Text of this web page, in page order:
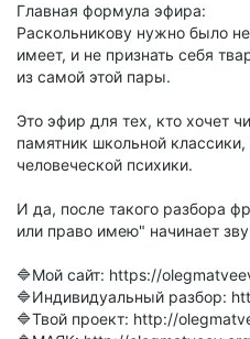
Главная формула эфира:
Раскольникову нужно было
имеет, и не признать себя
из самой этой пары.
Это эфир для тех, кто хочет
памятник школьной
человеческой психики.
И да, после такого разбора
или право имею" начинает
🔷Мой сайт: https://
🔷Индивидуальный разбор:
🔷Твой проект: http://